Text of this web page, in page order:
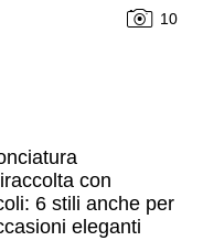
10
con
6 stili anche per
eleganti